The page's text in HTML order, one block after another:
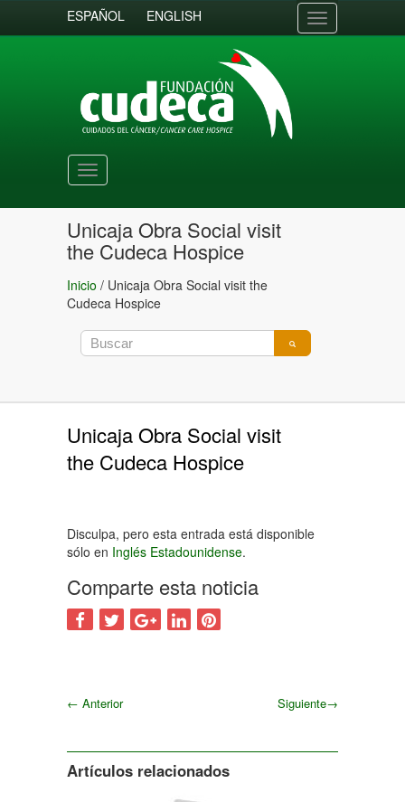
ESPAÑOL ENGLISH
Toggle
navigation
Toggle
navigation
Unicaja Obra Social visit
the Cudeca Hospice
Inicio / Unicaja Obra Social visit the
Cudeca Hospice
Unicaja Obra Social visit
the Cudeca Hospice
Disculpa, pero esta entrada está disponible
sólo en Inglés Estadounidense.
Comparte esta noticia
← Anterior Siguiente→
Artículos relacionados